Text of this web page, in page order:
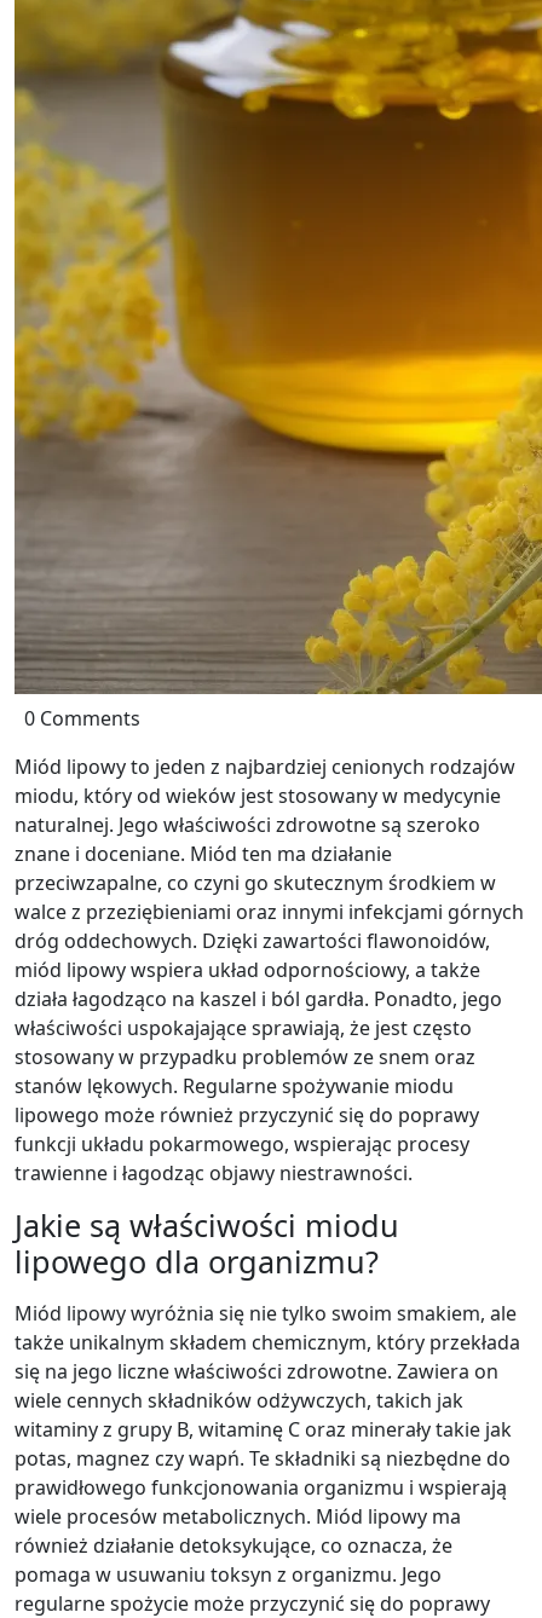
0 Comments
Miód lipowy to jeden z najbardziej cenionych rodzajów
miodu, który od wieków jest stosowany w medycynie
naturalnej. Jego właściwości zdrowotne są szeroko
znane i doceniane. Miód ten ma działanie
przeciwzapalne, co czyni go skutecznym środkiem w
walce z przeziębieniami oraz innymi infekcjami górnych
dróg oddechowych. Dzięki zawartości flawonoidów,
miód lipowy wspiera układ odpornościowy, a także
działa łagodząco na kaszel i ból gardła. Ponadto, jego
właściwości uspokajające sprawiają, że jest często
stosowany w przypadku problemów ze snem oraz
stanów lękowych. Regularne spożywanie miodu
lipowego może również przyczynić się do poprawy
funkcji układu pokarmowego, wspierając procesy
trawienne i łagodząc objawy niestrawności.
Jakie są właściwości miodu
lipowego dla organizmu?
Miód lipowy wyróżnia się nie tylko swoim smakiem, ale
także unikalnym składem chemicznym, który przekłada
się na jego liczne właściwości zdrowotne. Zawiera on
wiele cennych składników odżywczych, takich jak
witaminy z grupy B, witaminę C oraz minerały takie jak
potas, magnez czy wapń. Te składniki są niezbędne do
prawidłowego funkcjonowania organizmu i wspierają
wiele procesów metabolicznych. Miód lipowy ma
również działanie detoksykujące, co oznacza, że
pomaga w usuwaniu toksyn z organizmu. Jego
regularne spożycie może przyczynić się do poprawy